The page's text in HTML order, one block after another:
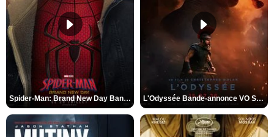
Spider-Man: Brand New Day Bande-annonce VO STFR L'Odyssée Bande-annonce VO STFR